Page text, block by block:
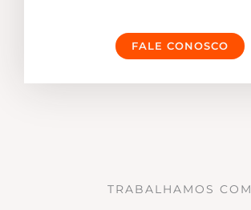
FALE CONOSCO
TRABALHAMOS COM